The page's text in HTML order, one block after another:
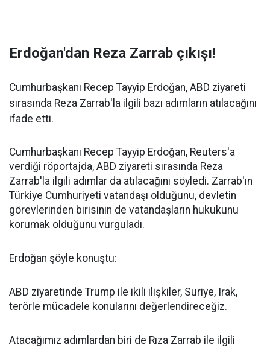
Erdoğan'dan Reza Zarrab çıkışı!
Cumhurbaşkanı Recep Tayyip Erdoğan, ABD ziyareti
sırasında Reza Zarrab'la ilgili bazı adımların atılacağını
ifade etti.
Cumhurbaşkanı Recep Tayyip Erdoğan, Reuters'a
verdiği röportajda, ABD ziyareti sırasında Reza
Zarrab'la ilgili adımlar da atılacağını söyledi. Zarrab'ın
Türkiye Cumhuriyeti vatandaşı olduğunu, devletin
görevlerinden birisinin de vatandaşların hukukunu
korumak olduğunu vurguladı.
Erdoğan şöyle konuştu:
ABD ziyaretinde Trump ile ikili ilişkiler, Suriye, Irak,
terörle mücadele konularını değerlendireceğiz.
Atacağımız adımlardan biri de Rıza Zarrab ile ilgili